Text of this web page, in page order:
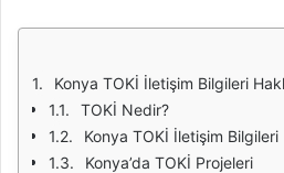
Konya TOKİ İletişim Bilgileri
TOKİ Nedir?
Konya TOKİ İletişim Bilgileri
Konya’da TOKİ Projeleri